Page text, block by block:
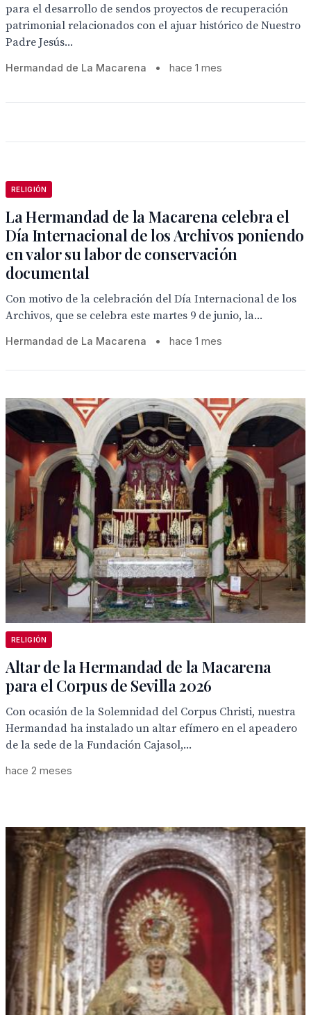
para el desarrollo de sendos proyectos de recuperación
patrimonial relacionados con el ajuar histórico de Nuestro
Padre Jesús...
Hermandad de La Macarena • hace 1 mes
RELIGIÓN
La Hermandad de la Macarena celebra el
Día Internacional de los Archivos poniendo
en valor su labor de conservación
documental
Con motivo de la celebración del Día Internacional de los
Archivos, que se celebra este martes 9 de junio, la...
Hermandad de La Macarena • hace 1 mes
RELIGIÓN
Altar de la Hermandad de la Macarena
para el Corpus de Sevilla 2026
Con ocasión de la Solemnidad del Corpus Christi, nuestra
Hermandad ha instalado un altar efímero en el apeadero
de la sede de la Fundación Cajasol,...
hace 2 meses